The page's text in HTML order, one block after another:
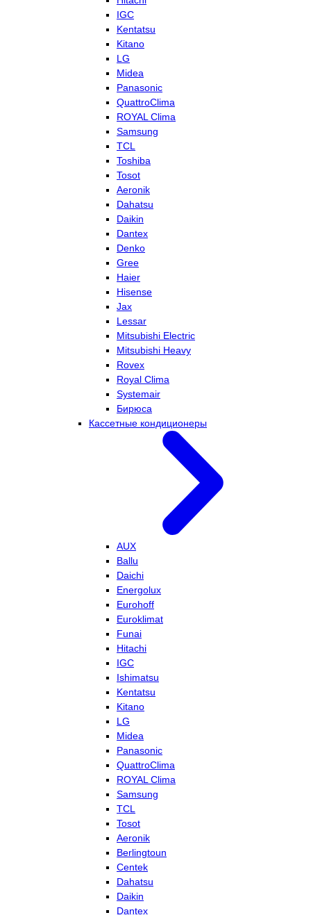
IGC
Kentatsu
Kitano
LG
Midea
Panasonic
QuattroClima
ROYAL Clima
Samsung
TCL
Toshiba
Tosot
Aeronik
Dahatsu
Daikin
Dantex
Denko
Gree
Haier
Hisense
Jax
Lessar
Mitsubishi Electric
Mitsubishi Heavy
Rovex
Royal Clima
Systemair
Бирюса
Кассетные кондиционеры
AUX
Ballu
Daichi
Energolux
Eurohoff
Euroklimat
Funai
Hitachi
IGC
Ishimatsu
Kentatsu
Kitano
LG
Midea
Panasonic
QuattroClima
ROYAL Clima
Samsung
TCL
Tosot
Aeronik
Berlingtoun
Centek
Dahatsu
Daikin
Dantex